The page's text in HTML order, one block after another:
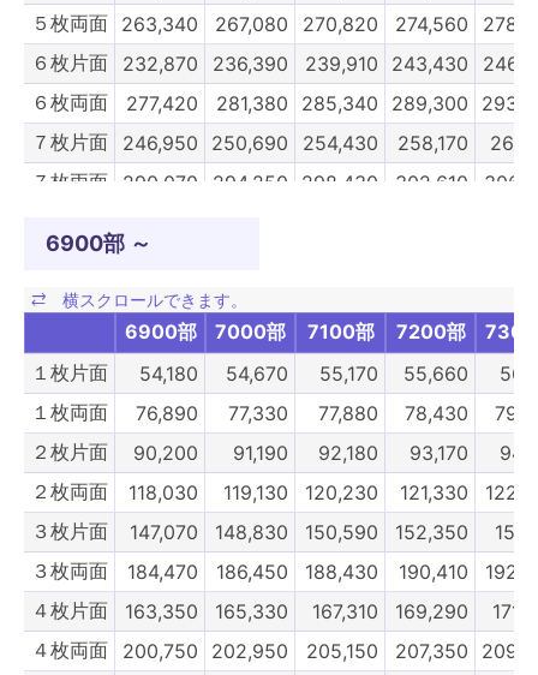
５枚両面 263,340 267,080 270,820 274,560
６枚片面
232,870 236,390 239,910 243,430
６枚両面
277,420 281,380 285,340 289,300
７枚片面
246,950 250,690 254,430 258,170
７枚両面
290,070 294,250 298,430 302,610
８枚両面
９枚片面
310,260 314,710
375,430 380,380 385,440 390,280
10枚片面
341,330 346,280 351,230 356,180
10枚両面
411,180 416,680 422,180 427,680
5900部
6000部 6100部 6200部
6900部 ～
6900部 7000部 7100部 7200部
１枚片面
54,180 54,670 55,170 55,660
１枚両面
76,890 77,330 77,880 78,430
２枚片面
90,200 91,190 92,180 93,170
２枚両面
118,030 119,130 120,230 121,330
３枚片面
147,070 148,830 150,590 152,350
３枚両面
184,470 186,450 188,430 190,410
４枚片面
163,350 165,330 167,310 169,290
４枚両面
200,750 202,950 205,150 207,350